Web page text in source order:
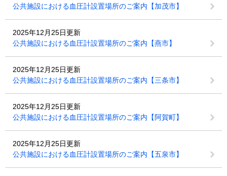
公共施設における血圧計設置場所のご案内【加茂市】
2025年12月25日更新
公共施設における血圧計設置場所のご案内【燕市】
2025年12月25日更新
公共施設における血圧計設置場所のご案内【三条市】
2025年12月25日更新
公共施設における血圧計設置場所のご案内【阿賀町】
2025年12月25日更新
公共施設における血圧計設置場所のご案内【五泉市】